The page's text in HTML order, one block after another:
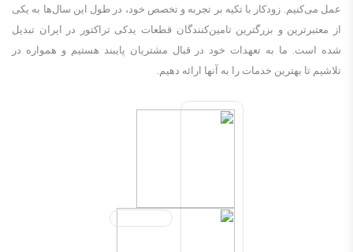
عمل می‌کنیم. زودكار با تکیه بر تجربه و تخصص خود، در طول این سال‌ها به یکی
از معتبرترین و بزرگترین تامین‌کنندگان قطعات یدکی تراکتور در ایران تبدیل
شده است. ما به تعهدات خود در قبال مشتریان پایبند هستیم و همواره در
تلاشیم تا بهترین خدمات را به آنها ارائه دهیم.